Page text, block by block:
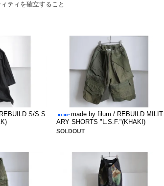
ティを確立すること
S/S S
made by filum / REBUILD MILIT
ARY SHORTS "L.S.F."(KHAKI)
SOLDOUT